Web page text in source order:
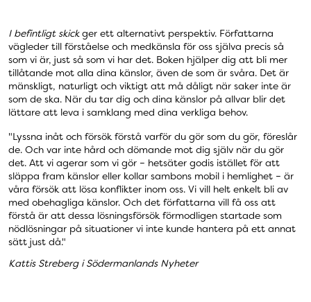
I befintligt skickger ett alternativt perspektiv. Författarna
vägleder till förståelse och medkänsla för oss själva precis så
som vi är, just så som vi har det. Boken hjälper dig att bli mer
tillåtande mot alla dina känslor, även de som är svåra. Det är
mänskligt, naturligt och viktigt att må dåligt när saker inte är
som de ska. När du tar dig och dina känslor på allvar blir det
lättare att leva i samklang med dina verkliga behov.
"Lyssna inåt och försök förstå varför du gör som du gör, föreslår
de. Och var inte hård och dömande mot dig själv när du gör
det. Att vi agerar som vi gör – hetsäter godis istället för att
släppa fram känslor eller kollar sambons mobil i hemlighet – är
våra försök att lösa konflikter inom oss. Vi vill helt enkelt bli av
med obehagliga känslor. Och det författarna vill få oss att
förstå är att dessa lösningsförsök förmodligen startade som
nödlösningar på situationer vi inte kunde hantera på ett annat
sätt just då."
Kattis Streberg i Södermanlands Nyheter